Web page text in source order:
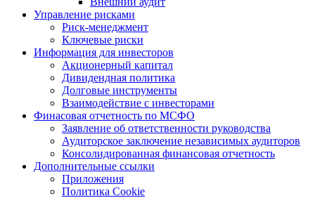
Управление рисками
Риск-менеджмент
Ключевые риски
Информация для инвесторов
Акционерный капитал
Дивидендная политика
Долговые инструменты
Взаимодействие с инвеcторами
Финасовая отчетность по МСФО
Заявление об ответственности руководства
Аудиторское заключение независимых аудиторов
Консолидированная финансовая отчетность
Дополнительные ссылки
Приложения
Политика Cookie